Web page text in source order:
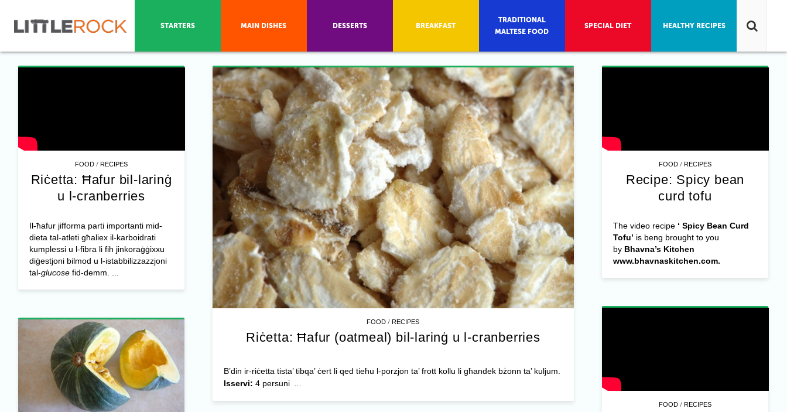
FOOD /RECIPES
Riċetta: Ħafur bil-larinġ
u l-cranberries
Il-ħafur jifforma parti importanti mid-
dieta tal-atleti għaliex il-karboidrati
kumplessi u l-fibra li fih jinkoraġġixxu
diġestjoni bilmod u l-istabbilizzazzjoni
tal-glucosefid-demm. ...
FOOD /RECIPES
Riċetta: Ħafur (oatmeal) bil-larinġ u l-cranberries
B’din ir-riċetta tista’ tibqa’ ċert li qed tieħu l-porzjon ta’ frott kollu li għandek bżonn ta’ kuljum.
Isservi: 4 persuni
FOOD /RECIPES
Recipe: Spicy bean
curd tofu
The video recipe ‘ Spicy Bean Curd
Tofu’ is beng brought to you
by Bhavna’s Kitchen
www.bhavnaskitchen.com.
FOOD /RECIPES
STARTERS MAIN DISHES DESSERTS BREAKFAST
TRADITIONAL
MALTESE FOOD
SPECIAL DIET HEALTHY RECIPES